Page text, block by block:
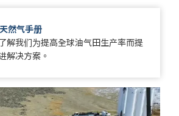
July 2023 FracTran Brochure
然气手册
解我们为提高全球油气田生产率而提
解决方案。